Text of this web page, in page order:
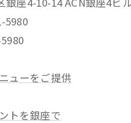
5980
ューをご提供
トを銀座で